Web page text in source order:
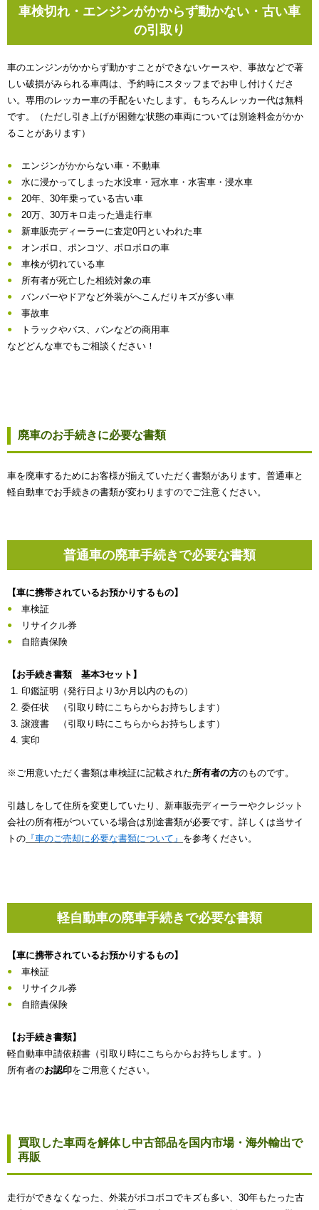
車検切れ・エンジンがかからず動かない・古い車
の引取り
車のエンジンがかからず動かすことができないケースや、事故などで著
しい破損がみられる車両は、予約時にスタッフまでお申し付けくださ
い。専用のレッカー車の手配をいたします。もちろんレッカー代は無料
です。（ただし引き上げが困難な状態の車両については別途料金がかか
ることがあります）
エンジンがかからない車・不動車
水に浸かってしまった水没車・冠水車・水害車・浸水車
20年、30年乗っている古い車
20万、30万キロ走った過走行車
新車販売ディーラーに査定0円といわれた車
オンボロ、ポンコツ、ボロボロの車
車検が切れている車
所有者が死亡した相続対象の車
バンパーやドアなど外装がへこんだりキズが多い車
事故車
トラックやバス、バンなどの商用車
などどんな車でもご相談ください！
廃車のお手続きに必要な書類
車を廃車するためにお客様が揃えていただく書類があります。普通車と
軽自動車でお手続きの書類が変わりますのでご注意ください。
普通車の廃車手続きで必要な書類
【車に携帯されているお預かりするもの】
車検証
リサイクル券
自賠責保険
【お手続き書類 基本3セット】
印鑑証明（発行日より3か月以内のもの）
委任状 （引取り時にこちらからお持ちします）
譲渡書 （引取り時にこちらからお持ちします）
実印
※ご用意いただく書類は車検証に記載された所有者の方のものです。
引越しをして住所を変更していたり、新車販売ディーラーやクレジット
会社の所有権がついている場合は別途書類が必要です。詳しくは当サイ
トの 『車のご売却に必要な書類について』 を参考ください。
軽自動車の廃車手続きで必要な書類
【車に携帯されているお預かりするもの】
車検証
リサイクル券
自賠責保険
【お手続き書類】
軽自動車申請依頼書（引取り時にこちらからお持ちします。）
所有者のお認印をご用意ください。
買取した車両を解体し中古部品を国内市場・海外輸出で
再販
走行ができなくなった、外装がボコボコでキズも多い、30年もたった古